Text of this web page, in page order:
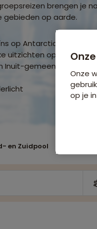
brengen je
op aarde.
op Antarctica
uitzichten op fjorden,
gemeenschap en
en Zuidpool
Onze
op je